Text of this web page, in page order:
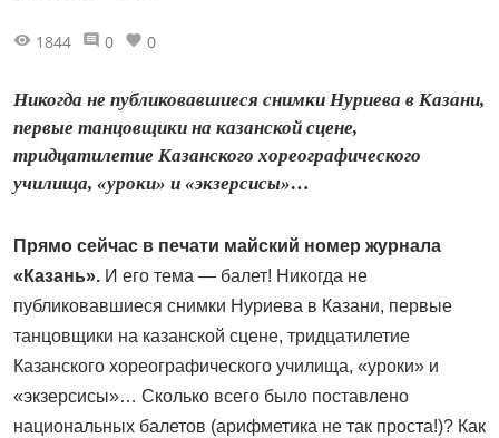
1844 0 0
Никогда не публиковавшиеся снимки Нуриева в Казани,
первые танцовщики на казанской сцене,
тридцатилетие Казанского хореографического
училища, «уроки» и «экзерсисы»…
Прямо сейчас в печати майский номер журнала
«Казань». И его тема — балет! Никогда не
публиковавшиеся снимки Нуриева в Казани, первые
танцовщики на казанской сцене, тридцатилетие
Казанского хореографического училища, «уроки» и
«экзерсисы»… Сколько всего было поставлено
национальных балетов (арифметика не так проста!)? Как